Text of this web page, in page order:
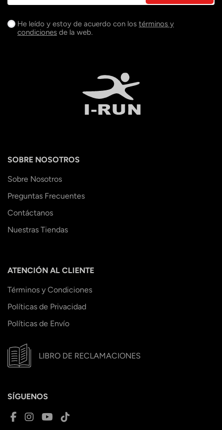
He leído y estoy de acuerdo con los términos y
condiciones de la web.
SOBRE NOSOTROS
Sobre Nosotros
Preguntas Frecuentes
Contáctanos
Nuestras Tiendas
ATENCIÓN AL CLIENTE
Términos y Condiciones
Políticas de Privacidad
Políticas de Envío
LIBRO DE RECLAMACIONES
SÍGUENOS